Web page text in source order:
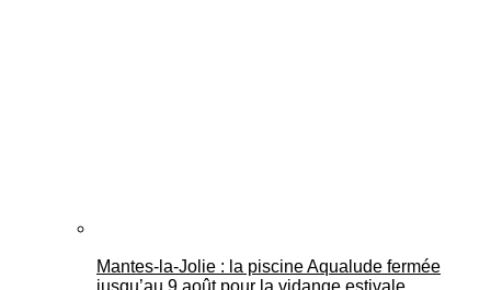
Mantes-la-Jolie : la piscine Aqualude fermée
jusqu’au 9 août pour la vidange estivale